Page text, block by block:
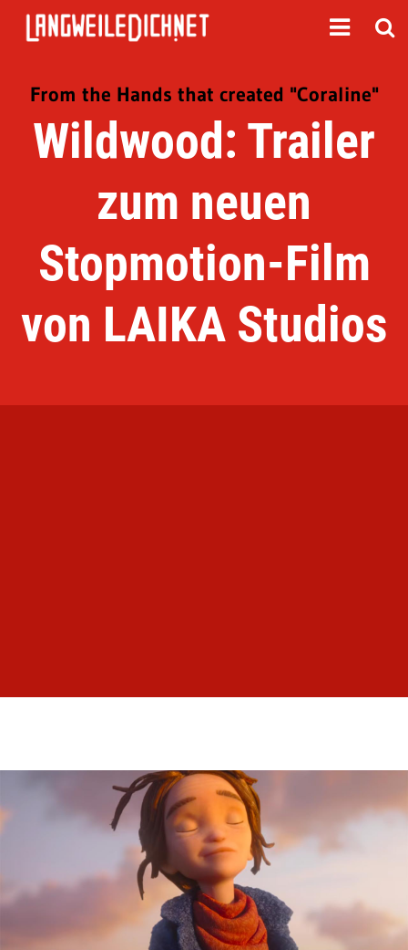
From the Hands that created "Coraline"
Wildwood: Trailer
zum neuen
Stopmotion-Film
von LAIKA Studios